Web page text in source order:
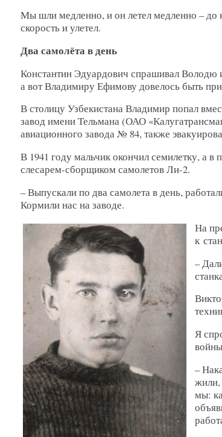
Мы шли медленно, и он летел медленно – до
скорость и улетел.
Два самолёта в день
Константин Эдуардович спрашивал Володю
а вот Владимиру Ефимову довелось быть
В столицу Узбекистана Владимир попал
завод имени Тельмана (ОАО
авиационного завода № 84, также
В 1941 году мальчик окончил семилетку, а в
слесарем-сборщиком самолетов Ли-2.
– Выпускали по два самолета в день,
Кормили нас на заводе.
На
к
–
Я
–
жили,
мы: